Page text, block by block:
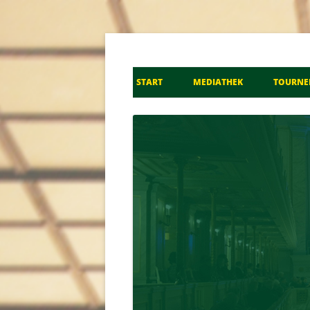
Don Kosaken Chor
START MEDIATHEK